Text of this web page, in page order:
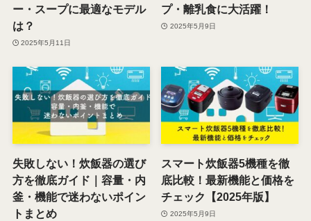
ー・スープに最適なモデル
は？
2025年5月11日
プ・離乳食に大活躍！
2025年5月9日
失敗しない！炊飯器の選び
方を徹底ガイド｜容量・内
釜・機能で迷わないポイン
トまとめ
スマート炊飯器5機種を徹
底比較！最新機能と価格を
チェック【2025年版】
2025年5月9日